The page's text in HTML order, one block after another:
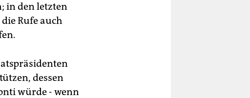
in den letzten
Rufe auch
dessen
würde - wenn